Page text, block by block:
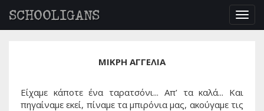
SCHOOLIGANS
ΜΙΚΡΗ ΑΓΓΕΛΙΑ
Είχαμε κάποτε ένα ταρατσόνι... Απ’ τα καλά... Και
πηγαίναμε εκεί, πίναμε τα μπιρόνια μας, ακούγαμε τις